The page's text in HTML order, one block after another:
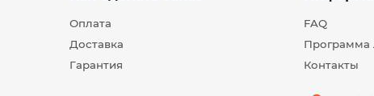
Оплата
Доставка
Гарантия
FAQ
Программа
Контакты